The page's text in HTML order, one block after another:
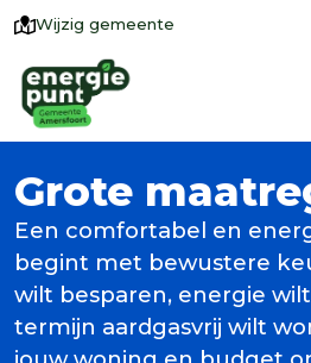
Wijzig gemeente
Grote
Een comfortabel en
begint met bewustere
wilt besparen, energie
termijn aardgasvrij wilt